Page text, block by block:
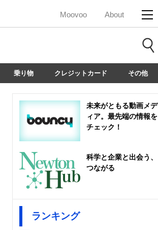
Moovoo About
乗り物 クレジットカード その他
未来がともる動画メデ
ィア。最先端の情報を
チェック！
科学と企業と出会う、
つながる
ランキング